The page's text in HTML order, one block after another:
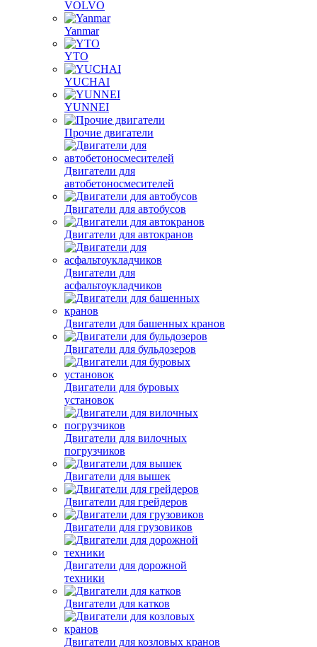
VOLVO
Yanmar
YTO
YUCHAI
YUNNEI
Прочие двигатели
Двигатели для
автобетоносмесителей
Двигатели для автобусов
Двигатели для автокранов
Двигатели для
асфальтоукладчиков
Двигатели для башенных кранов
Двигатели для бульдозеров
Двигатели для буровых
установок
Двигатели для вилочных
погрузчиков
Двигатели для вышек
Двигатели для грейдеров
Двигатели для грузовиков
Двигатели для дорожной
техники
Двигатели для катков
Двигатели для козловых кранов